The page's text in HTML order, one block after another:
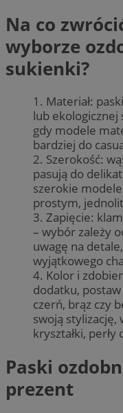
Na co
wyborze
sukienki?
1. Materiał:
lub ekologicznej
gdy modele
bardziej do
2. Szerokość:
pasują do
szerokie
prostym,
3. Zapięcie:
– wybór zależy
uwagę na
wyjątkowego
4. Kolor i
dodatku,
czerń, brąz czy
swoją stylizację,
kryształki, perły
Paski
prezent